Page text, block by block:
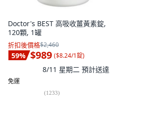
Doctor's BEST 高吸收薑黃素錠,
120顆, 1罐
折扣後價格$2,460
59% $989 ($8.24/1錠)
8/11 星期二 預計送達
免運
(1233)